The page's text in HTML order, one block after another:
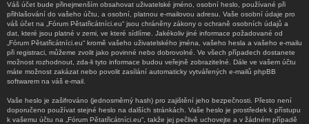
Váš účet bude přinejmenším obsahovat uživatelské jméno, osobní heslo, používané při
přihlašování do vašeho účtu, a osobní, platnou e-mailovou adresu. Vaše osobní údaje pro
váš účet na „Fórum Pětatřicátníci.eu“ jsou chráněny zákony o ochraně osobních údajů a
dat, které jsou platné v zemi, ve které sídlíme. Jakékoliv jiné informace požadované od
„Fórum Pětatřicátníci.eu“ kromě vašeho uživatelského jména, vašeho hesla a vašeho e-mailu
při registraci, můžeme zvolit jako povinné nebo dobrovolné. Ve všech případech dostanete
možnost rozhodnout, zda-li tyto informace budou veřejně zobrazitelné. Dále ve vašem účtu
máte možnost zakázat nebo povolit zasílání automaticky vytvářených e-mailů phpBB
softwarem na váš e-mail.
Vaše heslo je zašifrováno (jednosměrný hash) pro zajištění jeho bezpečnosti. Přesto není
doporučeno používat stejné heslo na dalších stránkách. Vaše heslo je prostředek k přístupu
k vašemu účtu na „Fórum Pětatřicátníci.eu“, takže jej pečlivě uchovejte a v žádném případě